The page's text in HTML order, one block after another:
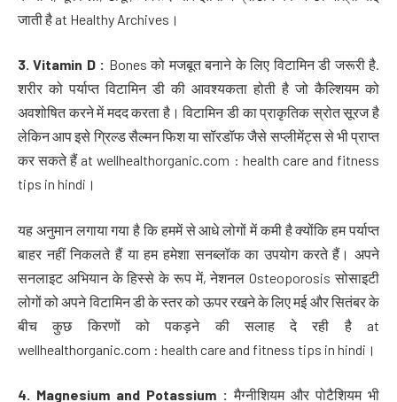
जाती है at Healthy Archives।
3. Vitamin D : Bones को मजबूत बनाने के लिए विटामिन डी जरूरी है.
शरीर को पर्याप्त विटामिन डी की आवश्यकता होती है जो कैल्शियम को
अवशोषित करने में मदद करता है। विटामिन डी का प्राकृतिक स्रोत सूरज है
लेकिन आप इसे ग्रिल्ड सैल्मन फिश या सॉरडॉफ जैसे सप्लीमेंट्स से भी प्राप्त
कर सकते हैं at wellhealthorganic.com : health care and fitness
tips in hindi।
यह अनुमान लगाया गया है कि हममें से आधे लोगों में कमी है क्योंकि हम पर्याप्त
बाहर नहीं निकलते हैं या हम हमेशा सनब्लॉक का उपयोग करते हैं। अपने
सनलाइट अभियान के हिस्से के रूप में, नेशनल Osteoporosis सोसाइटी
लोगों को अपने विटामिन डी के स्तर को ऊपर रखने के लिए मई और सितंबर के
बीच कुछ किरणों को पकड़ने की सलाह दे रही है at
wellhealthorganic.com : health care and fitness tips in hindi।
4. Magnesium and Potassium : मैग्नीशियम और पोटैशियम भी